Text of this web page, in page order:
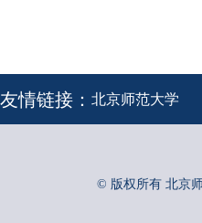
友情链接： 北京师范大学
© 版权所有 北京